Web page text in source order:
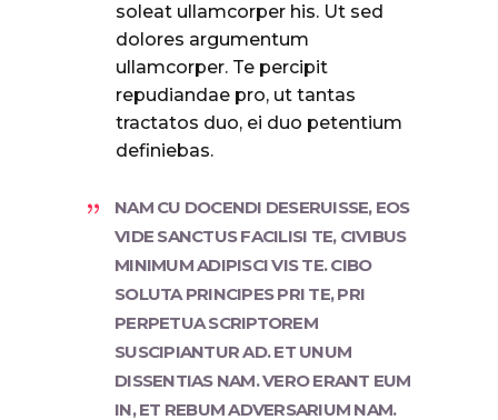
soleat ullamcorper his. Ut sed
dolores argumentum
ullamcorper. Te percipit
repudiandae pro, ut tantas
tractatos duo, ei duo petentium
definiebas.
NAM CU DOCENDI DESERUISSE, EOS
VIDE SANCTUS FACILISI TE, CIVIBUS
MINIMUM ADIPISCI VIS TE. CIBO
SOLUTA PRINCIPES PRI TE, PRI
PERPETUA SCRIPTOREM
SUSCIPIANTUR AD. ET UNUM
DISSENTIAS NAM. VERO ERANT EUM
IN, ET REBUM ADVERSARIUM NAM.